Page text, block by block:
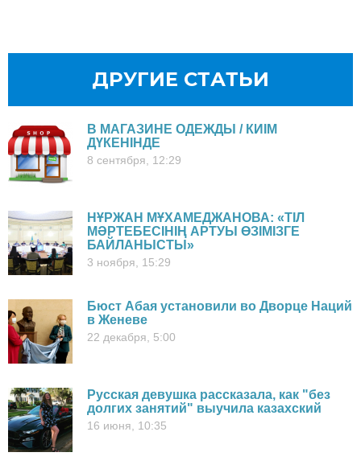
ДРУГИЕ СТАТЬИ
В МАГАЗИНЕ ОДЕЖДЫ / КИІМ
ДҮКЕНІНДЕ
8 сентября, 12:29
НҰРЖАН МҰХАМЕДЖАНОВА: «ТІЛ
МӘРТЕБЕСІНІҢ АРТУЫ ӨЗІМІЗГЕ
БАЙЛАНЫСТЫ»
3 ноября, 15:29
Бюст Абая установили во Дворце Наций
в Женеве
22 декабря, 5:00
Русская девушка рассказала, как "без
долгих занятий" выучила казахский
16 июня, 10:35